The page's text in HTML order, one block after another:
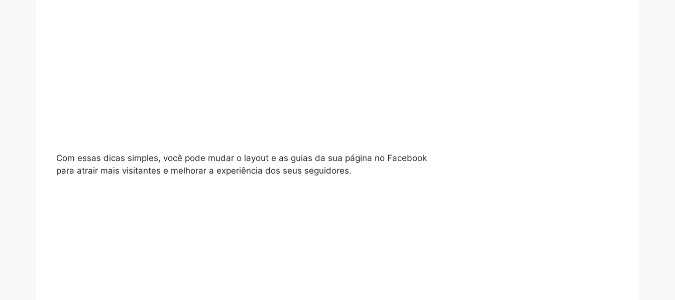
Com essas dicas simples, você pode mudar o layout e as guias da sua página no Facebook
para atrair mais visitantes e melhorar a experiência dos seus seguidores.